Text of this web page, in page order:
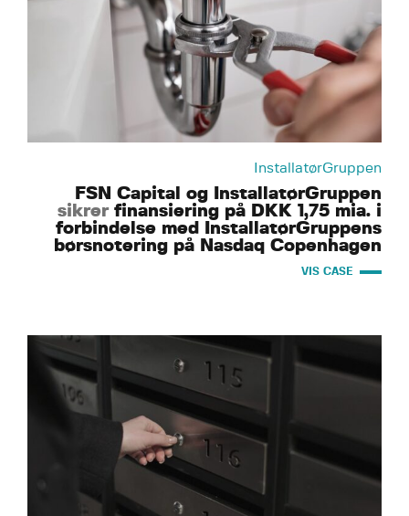
InstallatørGruppen
FSN Capital og InstallatørGruppen
sikrerfinansiering på DKK 1,75 mia. i
forbindelse med InstallatørGruppens
børsnotering på Nasdaq Copenhagen
VIS CASE